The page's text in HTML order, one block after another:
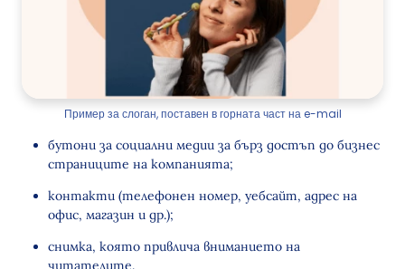
Пример за слоган, поставен в горната част на e-mail
бутони за социални медии за бърз достъп до бизнес
страниците на компанията;
контакти (телефонен номер, уебсайт, адрес на
офис, магазин и др.);
снимка, която привлича вниманието на
читателите.